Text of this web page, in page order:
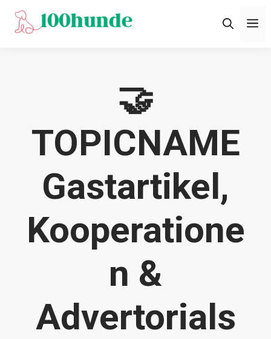
Zum
Inhalt
🤝
TOPICNAME
Gastartikel,
Kooperatione
n &
Advertorials